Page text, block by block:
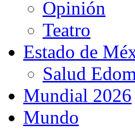
Opinión
Teatro
Estado de
Salud
Mundial 2026
Mundo